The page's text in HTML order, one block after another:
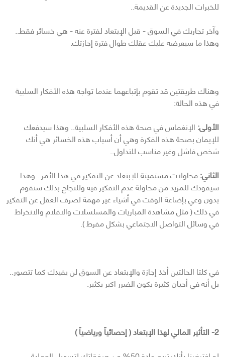
للخبرات الجديدة عن القديمة..
وآخر تجاربك في السوق - قبل الإبتعاد لفترة عنه - هي خسائر فقط..
وهذا ما سيعرضه عليك عقلك طوال فترة إجازتك.
وهناك طريقتين قد تقوم بإتباعهما عندما تواجه هذه الأفكار السلبية
في هذه الحالة:
الأولى: الإنغماس في صحة هذه الأفكار السلبية.. وهذا سيدفعك
للإيمان بصحة هذه الفكرة وهي أن أسباب هذه الخسائر هي أنك
شخص فاشل وغير مناسب للتداول..
الثاني:محاولات مستميتة للإبتعاد عن التفكير في هذا الأمر.. وهذا
سيقودك للمزيد من محاولة عدم التفكير فيه وللنجاح بذلك سنقوم
بدون وعي بإضاعة الوقت في أشياء غير مهمة لصرف العقل عن التفكير
في ذلك ( مثل مشاهدة المباريات والمسلسلات والافلام والانخراط
في وسائل التواصل الاجتماعي بشكل مفرط ).
في كلتا الحالتين أخذ إجازة والإبتعاد عن السوق لن يفيدك كما تتصور..
بل أنه في أحيان كثيرة يكون الضرر اكبر بكثير.
2- التأثير المالي لهذا الإبتعاد ( إحصائياً ورياضياً )